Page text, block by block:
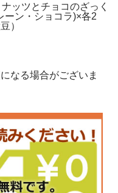
、紅茶によく合う焼き菓子を
ッツとチョコのざっく
ーン・ショコラ)×各2
）
なる場合がございま